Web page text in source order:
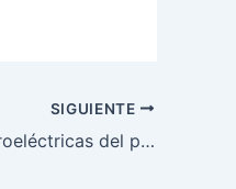
SIGUIENTE
Superservicios audita a las 7 mayores hidroeléctricas del país por manejo de embalses y precios de energía